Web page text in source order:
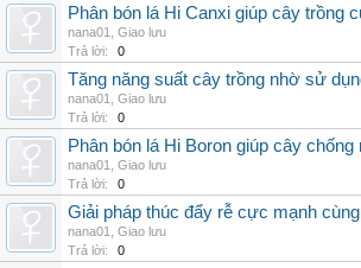
Phân bón lá Hi Canxi giúp cây trồng
nana01
Giao lưu
Trả lời:
0
Tăng năng suất cây trồng nhờ sử
nana01
Giao lưu
Trả lời:
0
Phân bón lá Hi Boron giúp cây chống
nana01
Giao lưu
Trả lời:
0
Giải pháp thúc đẩy rễ cực mạnh
nana01
Giao lưu
Trả lời:
0